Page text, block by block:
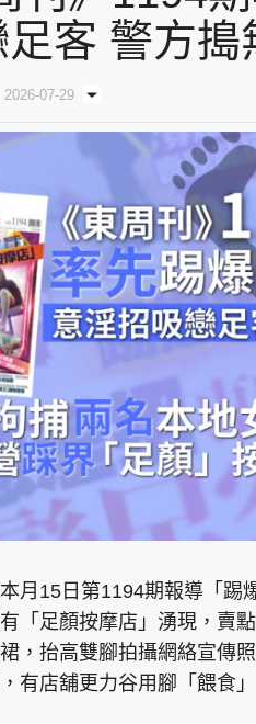
足客 警方
07-29
本月15日第1194期報導「踢
「足顏按摩店」湧現，賣
，抬高雙腳拍攝網絡宣傳
有店舖更力谷用腳「餵食